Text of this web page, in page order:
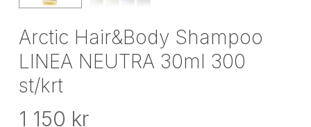
Arctic Hair&Body Shampoo
LINEA NEUTRA 30ml 300
st/krt
1 150 kr